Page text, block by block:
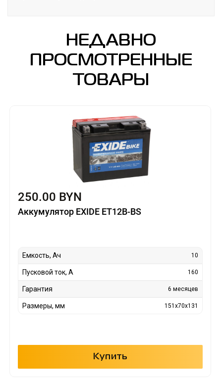
НЕДАВНО
ПРОСМОТРЕННЫЕ
ТОВАРЫ
250.00 BYN
Аккумулятор EXIDE ET12B-BS
Емкость, Ач 10
Пусковой ток, А 160
Гарантия 6 месяцев
Размеры, мм 151x70x131
Купить